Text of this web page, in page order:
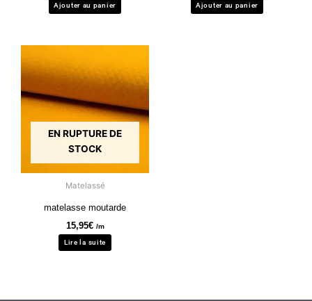
Ajouter au panier Ajouter au panier
EN RUPTURE DE
STOCK
Matelassé
matelasse moutarde
15,95€ /m
Lire la suite